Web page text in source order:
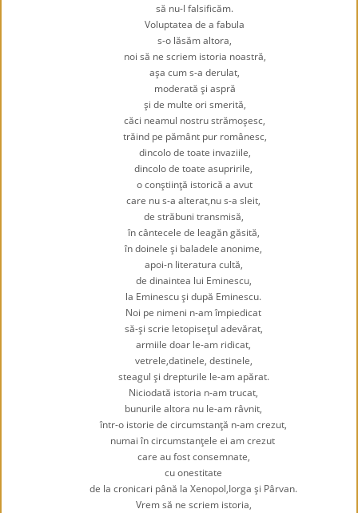
să nu-l falsificăm.
Voluptatea de a fabula
s-o lăsăm altora,
noi să ne scriem istoria noastră,
aşa cum s-a derulat,
moderată şi aspră
şi de multe ori smerită,
căci neamul nostru strămoşesc,
trăind pe pământ pur românesc,
dincolo de toate invaziile,
dincolo de toate asupririle,
o conştiinţă istorică a avut
care nu s-a alterat,nu s-a sleit,
de străbuni transmisă,
în cântecele de leagăn găsită,
în doinele şi baladele anonime,
apoi-n literatura cultă,
de dinaintea lui Eminescu,
la Eminescu şi după Eminescu.
Noi pe nimeni n-am împiedicat
să-şi scrie letopiseţul adevărat,
armiile doar le-am ridicat,
vetrele,datinele, destinele,
steagul şi drepturile le-am apărat.
Niciodată istoria n-am trucat,
bunurile altora nu le-am râvnit,
într-o istorie de circumstanţă n-am crezut,
numai în circumstanţele ei am crezut
care au fost consemnate,
cu onestitate
de la cronicari până la Xenopol,Iorga şi Pârvan.
Vrem să ne scriem istoria,